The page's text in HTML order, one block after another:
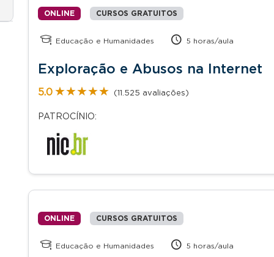
ONLINE CURSOS GRATUITOS
Educação e Humanidades 5 horas/aula
Exploração e Abusos na Internet
5.0 ★★★★★
★★★★★ (11.525 avaliações)
PATROCÍNIO:
ONLINE CURSOS GRATUITOS
Educação e Humanidades 5 horas/aula